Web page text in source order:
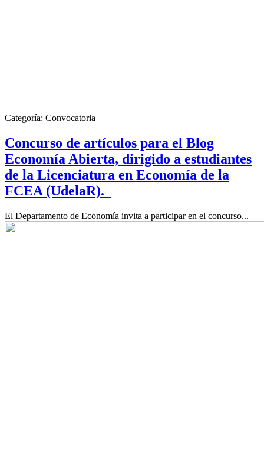
Categoría: Convocatoria
Concurso de artículos para el Blog
Economía Abierta, dirigido a estudiantes
de la Licenciatura en Economía de la
FCEA (UdelaR).
El Departamento de Economía invita a participar en el concurso...